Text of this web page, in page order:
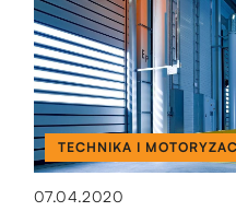
RYNEK I BIZNES
02.01.2022
TECHNIKA I
07.04.2020
RYNEK I BIZNES
03.09.2021